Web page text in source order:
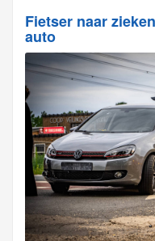
Fietser naar
auto